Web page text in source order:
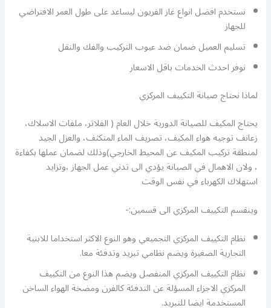
نستخدم افضل انواع غاز الفريون ليساعد على طول العمر الافتراضي
للجهاز
تسليم العميل ضمان ضد عيوب التركيب والفك والنقل
نوفر احدث الخدمات باقل الاسعار
لماذا نحتاج صيانة التكييف المركزي
يحتاج المكيف للصيانة الدورية خلال العام ( الفلاتر، ملفات الاسلاك،
زعانف توجيه هواء المكيف، تصريف الماء المتكثف، والعزل الجيد
لمنطقة تركيب المكيف عن المحيط الخارجي)وذلك لضمان عملها بكفاءة
، ولان الاهمال في الصيانة يؤدي الى تدني عمل الجهاز ،وتزايد
استهلاك الكهرباء في نفس الوقت
وينقسم التكييف المركزي الى قسمين:-
نظام التكييف المركزي التجميعي وهو النوع الاكثر استخداما للابنية
التجارية الصغيرة ويضم نظامي تبريد وتدفئة معا.
نظام التكييف المركزي المنفصل ويضم هذا النوع من التكييف
المركزي الاجزاء المسؤلة عن التدفئة كالفرن ومضخة الهواء الساخن
المستخدمة ايضا للتبريد.